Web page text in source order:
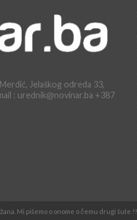
Jelaškog odreda 33,
: urednik@novinar.ba +387
Mi pišemo o onome o čemu drugi šute !!